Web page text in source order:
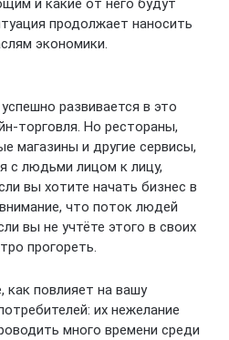
и какие от него будут
продолжает наносить
экономики.
развивается в это
торговля. Но рестораны,
магазины и другие сервисы,
с людьми лицом к лицу,
вы хотите начать бизнес в
что поток людей
вы не учтёте этого в своих
прогореть.
как повлияет на вашу
их нежелание
много времени среди